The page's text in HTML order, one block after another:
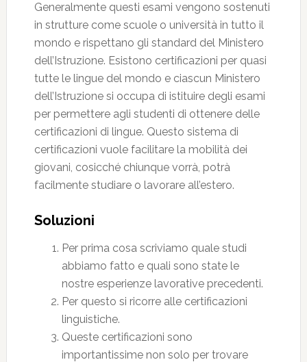
Generalmente questi esami vengono sostenuti
in strutture come scuole o università in tutto il
mondo e rispettano gli standard del Ministero
dell’Istruzione. Esistono certificazioni per quasi
tutte le lingue del mondo e ciascun Ministero
dell’Istruzione si occupa di istituire degli esami
per permettere agli studenti di ottenere delle
certificazioni di lingue. Questo sistema di
certificazioni vuole facilitare la mobilità dei
giovani, cosicché chiunque vorrà, potrà
facilmente studiare o lavorare all’estero.
Soluzioni
Per prima cosa scriviamo quale studi
abbiamo fatto e quali sono state le
nostre esperienze lavorative precedenti.
Per questo si ricorre alle certificazioni
linguistiche.
Queste certificazioni sono
importantissime non solo per trovare